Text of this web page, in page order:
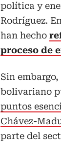
política y
Rodríguez.
han hecho
proceso de
Sin
bolivariano
puntos
Chávez-
parte del